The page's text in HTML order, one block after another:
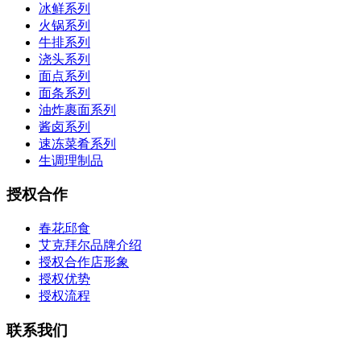
冰鲜系列
火锅系列
牛排系列
浇头系列
面点系列
面条系列
油炸裹面系列
酱卤系列
速冻菜肴系列
生调理制品
授权合作
春花邱食
艾克拜尔品牌介绍
授权合作店形象
授权优势
授权流程
联系我们